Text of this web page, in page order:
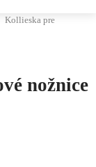
Kollieska pre
nožnice